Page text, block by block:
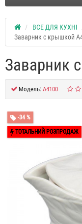
ВСЕ ДЛЯ КУХНІ
Заварник с крышкой
Заварник
Модель: A4100
-34 %
ТОТАЛЬНИЙ РОЗПРОДАЖ